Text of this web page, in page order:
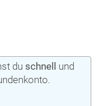
du schnell und